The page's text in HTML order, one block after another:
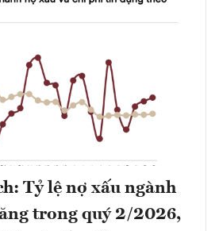
Tỷ lệ nợ xấu ngành
trong quý 2/2026,